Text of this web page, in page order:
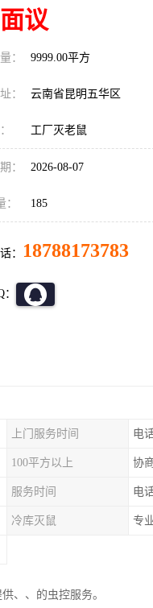
面议
： 9999.00平方
： 云南省昆明五华区
工厂灭老鼠
： 2026-08-07
： 185
： 18788173783
上门服务时间 电
100平方以上 协
服务时间 电
冷库灭鼠 专
、、的虫控服务。